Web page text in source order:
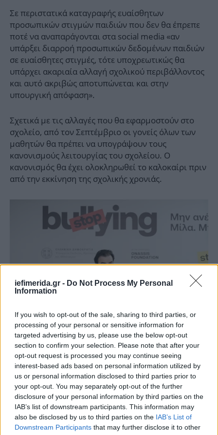
iefimerida.gr - Do Not Process My Personal
Information
If you wish to opt-out of the sale, sharing to third parties, or
processing of your personal or sensitive information for
targeted advertising by us, please use the below opt-out
section to confirm your selection. Please note that after your
opt-out request is processed you may continue seeing
interest-based ads based on personal information utilized by
us or personal information disclosed to third parties prior to
your opt-out. You may separately opt-out of the further
disclosure of your personal information by third parties on the
IAB’s list of downstream participants. This information may
also be disclosed by us to third parties on the IAB’s List of
Downstream Participants that may further disclose it to other
Σε περιστατικά καταγραφής ευαίσθητων
προσωπικών στιγμών παιδιών που δεν θα έπρεπε
ποτέ να αναπαράγονται στα social media «αν
υπάρξει διαρροή προσωπικών δεδομένων παιδιών
σε ευαίσθητες στιγμές, τότε υποχρεωτικώς θα
υπάρχει ακαριαία αλλαγή σχολικού περιβάλλοντος
και αυτό ακριβώς αποτυπώνεται και στην
υπουργική απόφαση».
Σχετικά με τις αλλαγές που θα εφαρμοστούν στο
σχολείο, από τον Σεπτέμβριο οι γονείς όλων των
μαθητών θα πρέπει να υπογράψουν τους
κανονισμούς λειτουργίας του σχολείου. Ο
κανονισμός θα έχει ολοκληρωθεί το καλοκαίρι πριν
από την εκκίνηση της σχολικής χρονιάς.
Φωτογραφία SOOC